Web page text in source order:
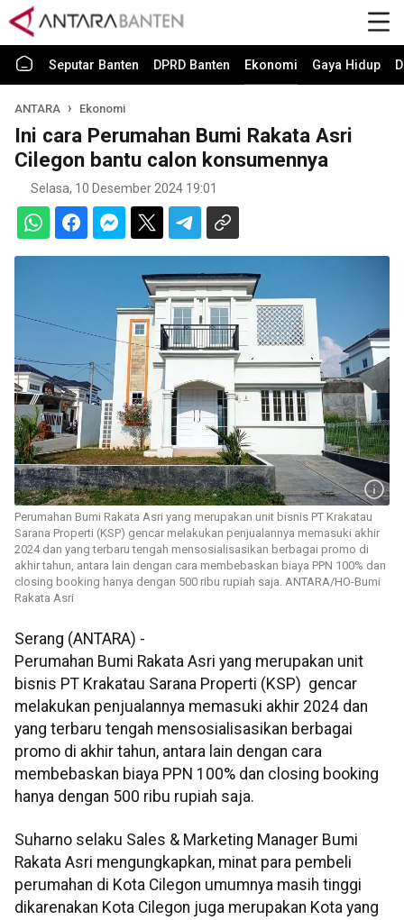
Seputar Banten DPRD Banten Ekonomi Gaya Hidup
ANTARA Ekonomi
Ini cara Perumahan Bumi Rakata Asri
Cilegon bantu calon konsumennya
Selasa, 10 Desember 2024 19:01
Perumahan Bumi Rakata Asri yang merupakan unit bisnis PT Krakatau
Sarana Properti (KSP) gencar melakukan penjualannya memasuki akhir
2024 dan yang terbaru tengah mensosialisasikan berbagai promo di
akhir tahun, antara lain dengan cara membebaskan biaya PPN 100% dan
closing booking hanya dengan 500 ribu rupiah saja. ANTARA/HO-Bumi
Rakata Asri
Serang (ANTARA) -
Perumahan Bumi Rakata Asri yang merupakan unit
bisnis PT Krakatau Sarana Properti (KSP) gencar
melakukan penjualannya memasuki akhir 2024 dan
yang terbaru tengah mensosialisasikan berbagai
promo di akhir tahun, antara lain dengan cara
membebaskan biaya PPN 100% dan closing booking
hanya dengan 500 ribu rupiah saja.
Suharno selaku Sales & Marketing Manager Bumi
Rakata Asri mengungkapkan, minat para pembeli
perumahan di Kota Cilegon umumnya masih tinggi
dikarenakan Kota Cilegon juga merupakan Kota yang